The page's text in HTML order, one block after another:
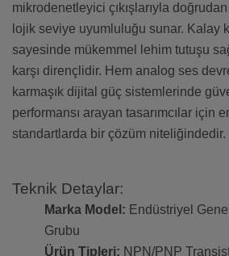
mikrodenetleyici çıkışlarıyla
lojik seviye uyumluluğu sunar. Kalay
sayesinde mükemmel lehim tutuşu
karşı dirençlidir. Hem analog ses
karmaşık dijital güç sistemlerinde
performansı arayan tasarımcılar için
standartlarda bir çözüm niteliğindedir.
Teknik Detaylar:
Marka Model: Endüstriyel
Grubu
Ürün Tipleri: NPN/PNP